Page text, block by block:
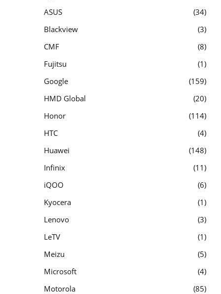
ASUS
34
Blackview
3
CMF
8
Fujitsu
1
Google
159
HMD Global
20
Honor
114
HTC
4
Huawei
148
Infinix
11
iQOO
6
Kyocera
1
Lenovo
3
LeTV
1
Meizu
5
Microsoft
4
Motorola
85